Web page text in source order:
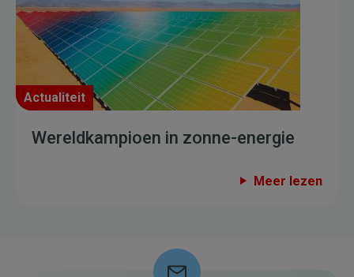
Actualiteit
Wereldkampioen in zonne-energie
Meer lezen